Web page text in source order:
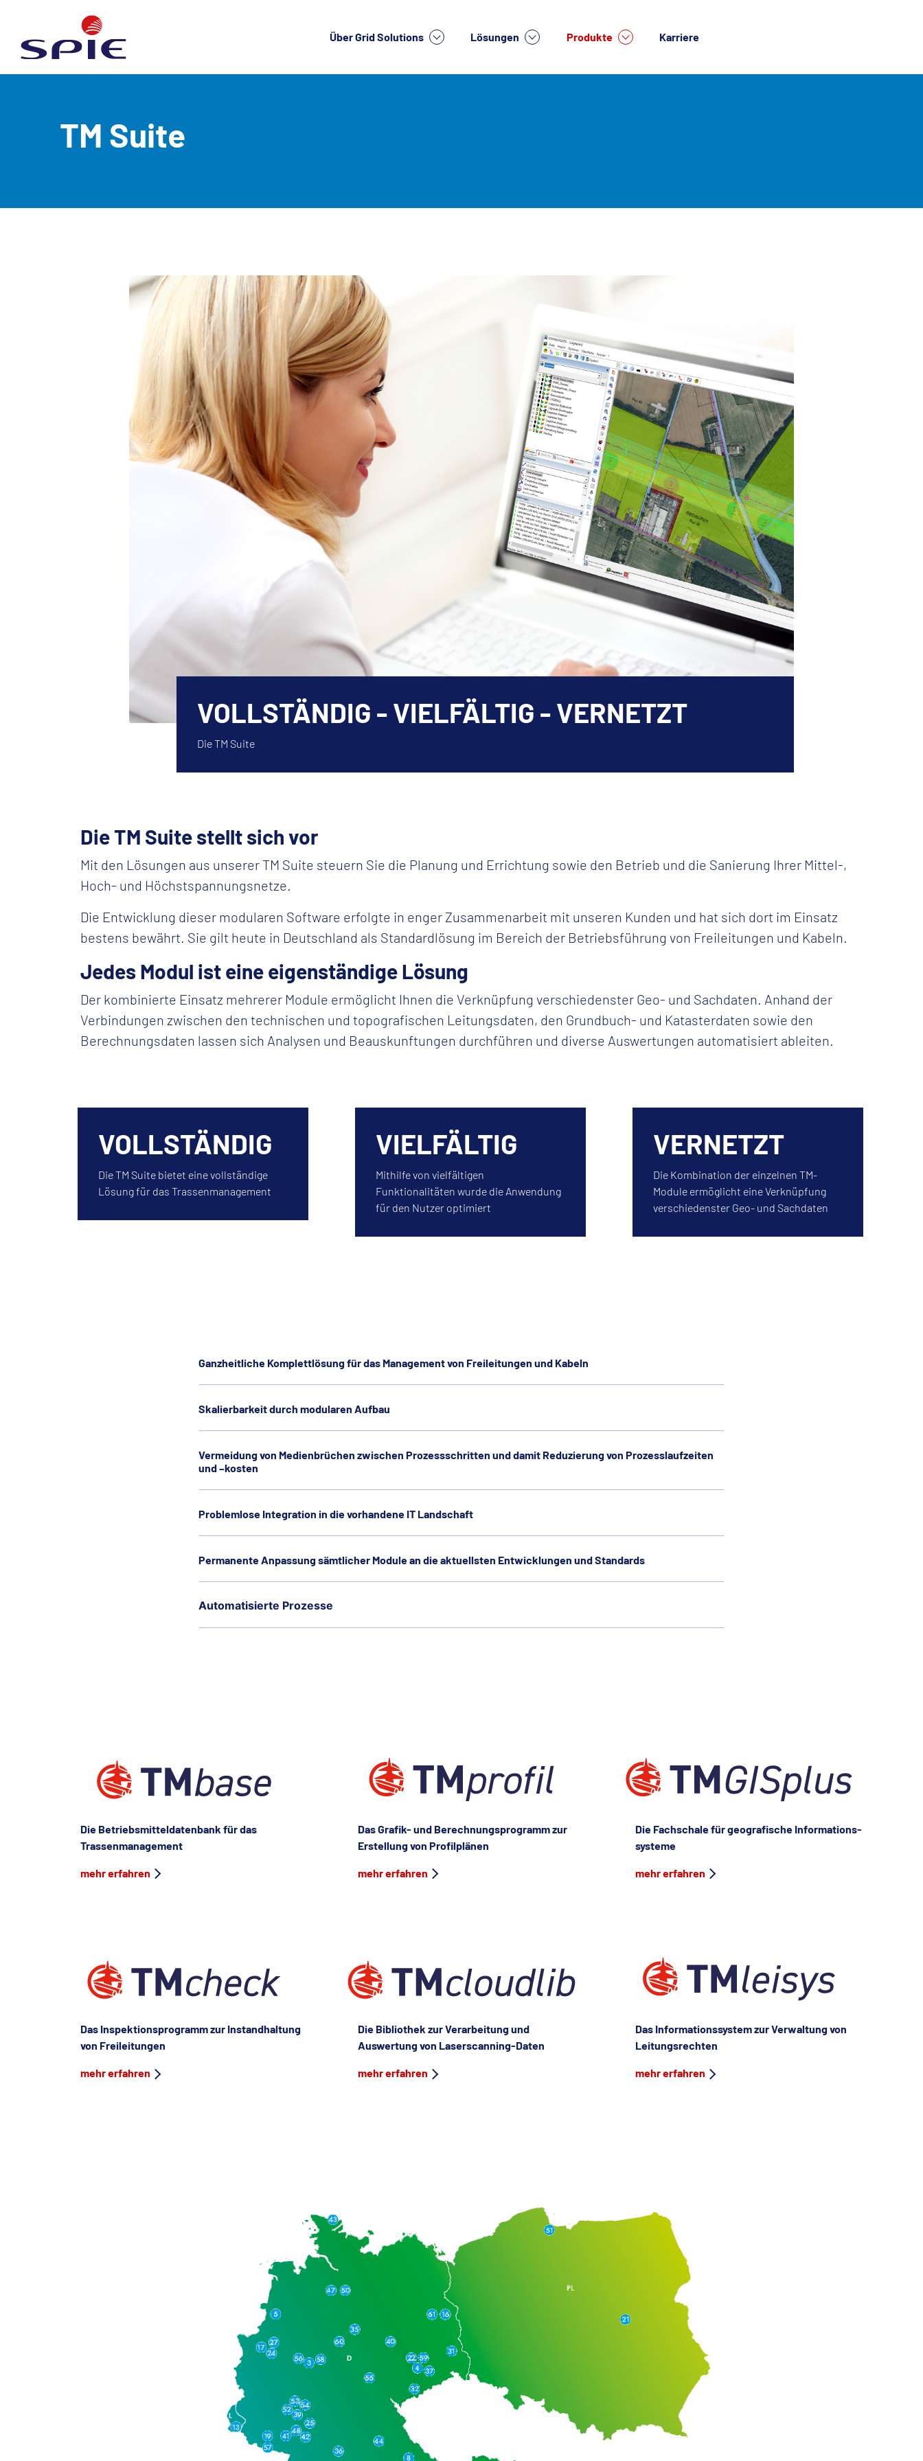
Über Grid Solutions Lösungen Produkte Karriere
TM Suite
VOLLSTÄNDIG - VIELFÄLTIG - VERNETZT
Die TM Suite
Die TM Suite stellt sich vor
Mit den Lösungen aus unserer TM Suite steuern Sie die Planung und Errichtung sowie den Betrieb und die Sanierung Ihrer Mittel-,
Hoch- und Höchstspannungsnetze.
Die Entwicklung dieser modularen Software erfolgte in enger Zusammenarbeit mit unseren Kunden und hat sich dort im Einsatz
bestens bewährt. Sie gilt heute in Deutschland als Standardlösung im Bereich der Betriebsführung von Freileitungen und Kabeln.
Jedes Modul ist eine eigenständige Lösung
Der kombinierte Einsatz mehrerer Module ermöglicht Ihnen die Verknüpfung verschiedenster Geo- und Sachdaten. Anhand der
Verbindungen zwischen den technischen und topografischen Leitungsdaten, den Grundbuch- und Katasterdaten sowie den
Berechnungsdaten lassen sich Analysen und Beauskunftungen durchführen und diverse Auswertungen automatisiert ableiten.
VOLLSTÄNDIG
Die TM Suite bietet eine vollständige
Lösung für das Trassenmanagement
VIELFÄLTIG
Mithilfe von vielfältigen
Funktionalitäten wurde die Anwendung
für den Nutzer optimiert
VERNETZT
Die Kombination der einzelnen TM-
Module ermöglicht eine Verknüpfung
verschiedenster Geo- und Sachdaten
Ganzheitliche Komplettlösung für das Management von Freileitungen und Kabeln
Skalierbarkeit durch modularen Aufbau
Vermeidung von Medienbrüchen zwischen Prozessschritten und damit Reduzierung von Prozesslaufzeiten
und –kosten
Problemlose Integration in die vorhandene IT Landschaft
Permanente Anpassung sämtlicher Module an die aktuellsten Entwicklungen und Standards
Automatisierte Prozesse
Die Betriebsmitteldatenbank für das
Trassenmanagement
mehr erfahren
Das Grafik- und Berechnungs­programm zur
Erstellung von Profilplänen
mehr erfahren
Die Fachschale für geografische Informations­
systeme
mehr erfahren
Das Inspektionsprogramm zur Instandhaltung
von Freileitungen
mehr erfahren
Die Bibliothek zur Verarbeitung und
Auswertung von Laserscanning-Daten
mehr erfahren
Das Informationssystem zur Verwaltung von
Leitungs­rechten
mehr erfahren